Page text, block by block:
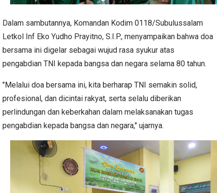
Dalam sambutannya, Komandan Kodim 0118/Subulussalam
Letkol Inf Eko Yudho Prayitno, S.I.P., menyampaikan bahwa doa
bersama ini digelar sebagai wujud rasa syukur atas
pengabdian TNI kepada bangsa dan negara selama 80 tahun.
"Melalui doa bersama ini, kita berharap TNI semakin solid,
profesional, dan dicintai rakyat, serta selalu diberikan
perlindungan dan keberkahan dalam melaksanakan tugas
pengabdian kepada bangsa dan negara," ujarnya.